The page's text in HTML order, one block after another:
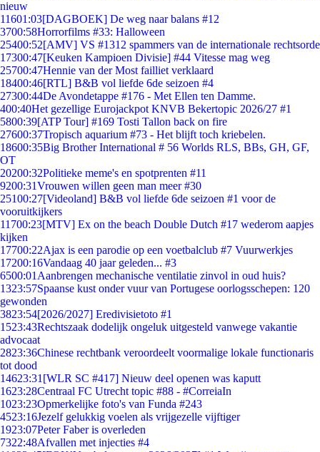
nieuw
11601:03[DAGBOEK] De weg naar balans #12
3700:58Horrorfilms #33: Halloween
25400:52[AMV] VS #1312 spammers van de internationale rechtsorde
17300:47[Keuken Kampioen Divisie] #44 Vitesse mag weg
25700:47Hennie van der Most failliet verklaard
18400:46[RTL] B&B vol liefde 6de seizoen #4
27300:44De Avondetappe #176 - Met Ellen ten Damme.
400:40Het gezellige Eurojackpot KNVB Bekertopic 2026/27 #1
5800:39[ATP Tour] #169 Tosti Tallon back on fire
27600:37Tropisch aquarium #73 - Het blijft toch kriebelen.
18600:35Big Brother International # 56 Worlds RLS, BBs, GH, GF,
OT
20200:32Politieke meme's en spotprenten #11
9200:31Vrouwen willen geen man meer #30
25100:27[Videoland] B&B vol liefde 6de seizoen #1 voor de
vooruitkijkers
11700:23[MTV] Ex on the beach Double Dutch #17 wederom aapjes
kijken
17700:22Ajax is een parodie op een voetbalclub #7 Vuurwerkjes
17200:16Vandaag 40 jaar geleden... #3
6500:01 Aanbrengen mechanische ventilatie zinvol in oud huis?
1323:57Spaanse kust onder vuur van Portugese oorlogsschepen: 120
gewonden
3823:54[2026/2027] Eredivisietoto #1
1523:43Rechtszaak dodelijk ongeluk uitgesteld vanwege vakantie
advocaat
2823:36Chinese rechtbank veroordeelt voormalige lokale functionaris
tot dood
14623:31 [WLR SC #417] Nieuw deel openen was kaputt
1623:28Centraal FC Utrecht topic #88 - #CorreiaIn
1023:23Opmerkelijke foto's van Funda #243
4523:16Jezelf gelukkig voelen als vrijgezelle vijftiger
1923:07Peter Faber is overleden
7322:48Afvallen met injecties #4